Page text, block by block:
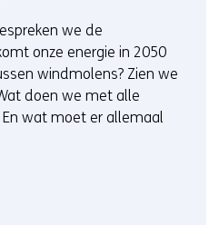
we de
onze energie in 2050
windmolens? Zien we
doen we met alle
wat moet er allemaal